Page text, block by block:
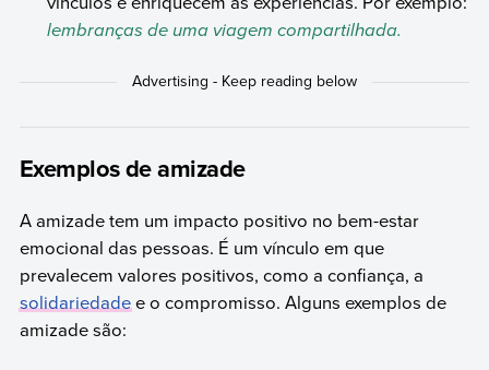
lembranças de uma viagem compartilhada.
Exemplos de amizade
A amizade tem um impacto positivo no bem-estar
emocional das pessoas. É um vínculo em que
prevalecem valores positivos, como a confiança, a
solidariedadee o compromisso. Alguns exemplos de
amizade são: